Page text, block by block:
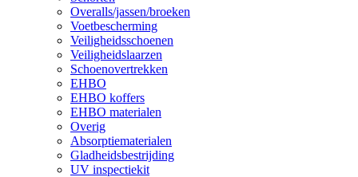
Overalls/jassen/broeken
Voetbescherming
Veiligheidsschoenen
Veiligheidslaarzen
Schoenovertrekken
EHBO
EHBO koffers
EHBO materialen
Overig
Absorptiematerialen
Gladheidsbestrijding
UV inspectiekit